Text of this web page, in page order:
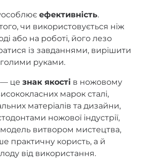
ефективність.
чи використовується ніж
або на роботі, його лезо
із завданнями, вирішити
руками.
— це знак якості в ножовому
марок сталі,
матеріалів та дизайни,
ножової індустрії,
витвором мистецтва,
практичну користь, а й
від використання.